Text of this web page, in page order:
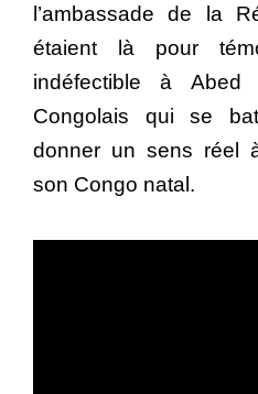
l’ambassade de la
étaient là pour
indéfectible à Abed
Congolais qui se
donner un sens réel
son Congo natal.